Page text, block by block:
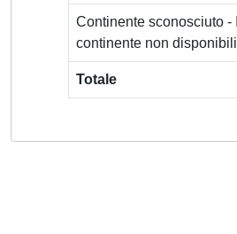
Continente sconosciuto -
continente non disponibili
Totale